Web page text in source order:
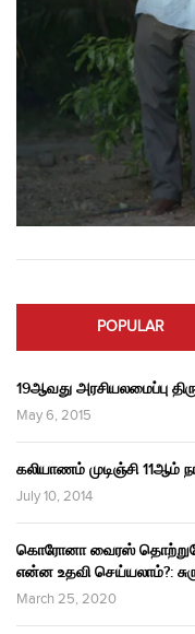
POPULAR
19ஆவது அரசியலமைப்பு
May 6, 2015
கலியாணம் முடிஞ்சி 11ஆம்
July 10, 2014
கொரோனா வைரஸ்
என்ன உதவி செய்யலாம்?:
March 25, 2020